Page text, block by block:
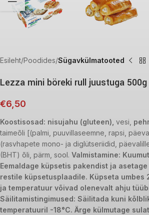
Esileht Poodides Sügavkülmatooted
Lezza mini böreki rull juustuga 500g
€6,50
Koostisosad: nisujahu (gluteen), vesi,
taimeõli [(palmi, puuvillaseemne, rapsi,
(rasvhapete mono- ja diglütseriidid,
(BHT) õli, pärm, sool. Valmistamine:
Eemaldage küpsetis pakendist ja
restile küpsetusplaadile. Küpseta umbes
ja temperatuur võivad olenevalt ahju
Säilitamistingimused: Säilitada kuni
temperatuuril -18°C. Ärge külmutage